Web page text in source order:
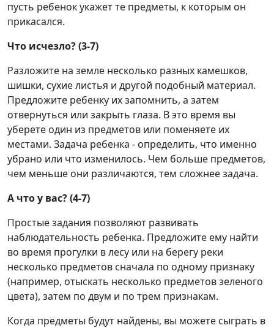
пусть ребенок укажет те предметы, к которым он
прикасался.
Что исчезло? (3-7)
Разложите на земле несколько разных камешков,
шишки, сухие листья и другой подобный материал.
Предложите ребенку их запомнить, а затем
отвернуться или закрыть глаза. В это время вы
уберете один из предметов или поменяете их
местами. Задача ребенка - определить, что именно
убрано или что изменилось. Чем больше предметов,
чем меньше они различаются, тем сложнее задача.
А что у вас? (4-7)
Простые задания позволяют развивать
наблюдательность ребенка. Предложите ему найти
во время прогулки в лесу или на берегу реки
несколько предметов сначала по одному признаку
(например, отыскать несколько предметов зеленого
цвета), затем по двум и по трем признакам.
Когда предметы будут найдены, вы можете сыграть в